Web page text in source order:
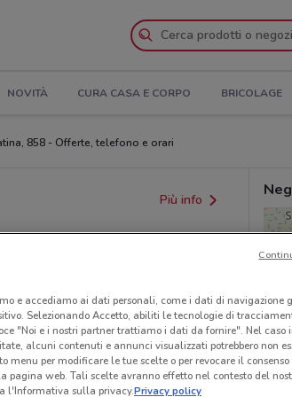
NOVITÀ CURA CASA E CORPO BRICOLAGE
858 - Offerte, telefono e orari
Più info
o nazionali. Verifica l’accuratezza
e accediamo ai dati personali, come i dati di navigazione
Selezionando Accetto, abiliti le tecnologie di
"Noi e i nostri partner trattiamo i dati da fornire". Nel caso
alcuni contenuti e annunci visualizzati potrebbero non
menu per modificare le tue scelte o per revocare il
web. Tali scelte avranno effetto nel contesto del
l'Informativa sulla privacy.Privacy policy